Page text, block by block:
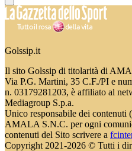
Golssip.it
Il sito Golssip di titolarità di
Via P.G. Martini, 35 C.F./PI e
n. 03179281203, è affiliato al
Mediagroup S.p.a.
Unico responsabile dei contenuti
AMALA S.N.C. per ogni
contenuti del Sito scrivere a
Copyright 2021-2026 © Tutti i